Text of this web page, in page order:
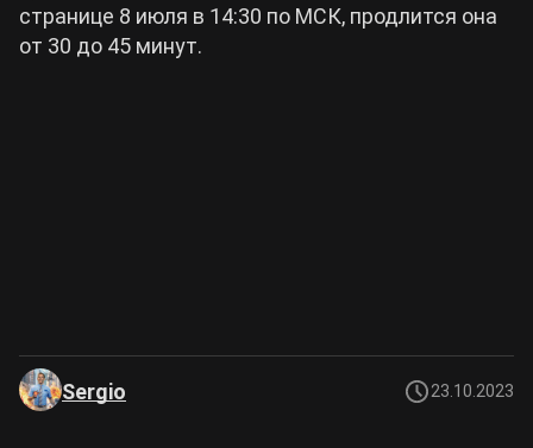
странице 8 июля в 14:30 по МСК, продлится она
от 30 до 45 минут.
Sergio 23.10.2023